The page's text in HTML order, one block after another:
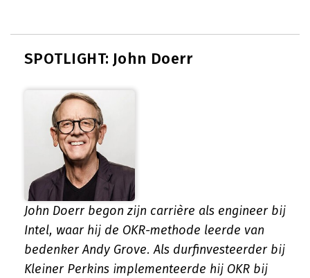
SPOTLIGHT: John Doerr
John Doerr begon zijn carrière als engineer bij
Intel, waar hij de OKR-methode leerde van
bedenker Andy Grove. Als durfinvesteerder bij
Kleiner Perkins implementeerde hij OKR bij